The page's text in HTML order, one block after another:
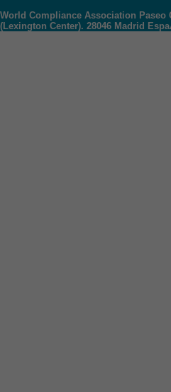
World Compliance Association Paseo
(Lexington Center). 28046 Madrid